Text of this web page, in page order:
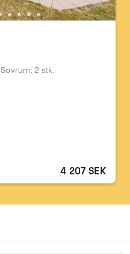
Sovrum: 2 stk.
4 207 SEK